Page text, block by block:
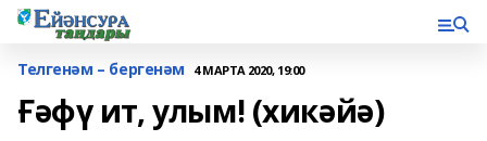
Телгенәм – бергенәм 4 МАРТА 2020, 19:00
Ғәфү ит, улым! (хикәйә)